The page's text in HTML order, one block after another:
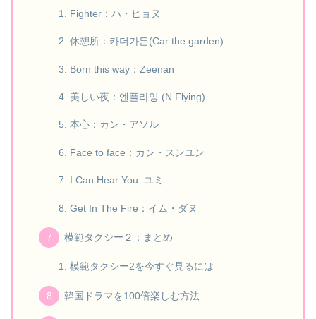
Fighter：ハ・ヒョヌ
休憩所：카더가든(Car the garden)
Born this way：Zeenan
美しい夜：엔플라잉 (N.Flying)
本心：カン・アソル
Face to face：カン・スンユン
I Can Hear You :ユミ
Get In The Fire：イム・ダヌ
模範タクシー２：まとめ
模範タクシー2を今すぐ見るには
韓国ドラマを100倍楽しむ方法